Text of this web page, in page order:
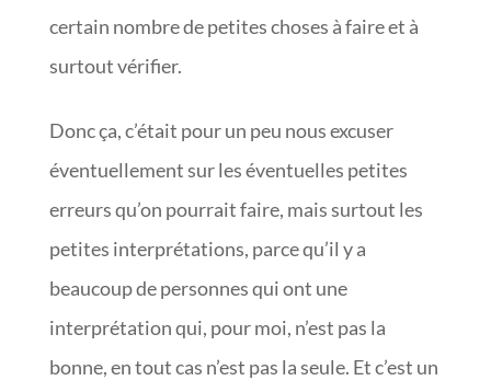
certain nombre de petites choses à faire et à
surtout vérifier.
Donc ça, c’était pour un peu nous excuser
éventuellement sur les éventuelles petites
erreurs qu’on pourrait faire, mais surtout les
petites interprétations, parce qu’il y a
beaucoup de personnes qui ont une
interprétation qui, pour moi, n’est pas la
bonne, en tout cas n’est pas la seule. Et c’est un